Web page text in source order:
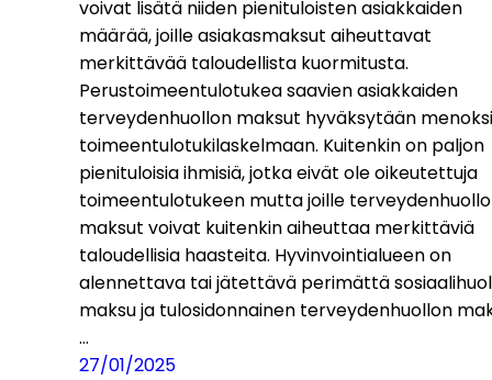
voivat lisätä niiden pienituloisten asiakkaiden
määrää, joille asiakasmaksut aiheuttavat
merkittävää taloudellista kuormitusta.
Perustoimeentulotukea saavien asiakkaiden
terveydenhuollon maksut hyväksytään menoksi
toimeentulotukilaskelmaan. Kuitenkin on paljon
pienituloisia ihmisiä, jotka eivät ole oikeutettuja
toimeentulotukeen mutta joille
maksut voivat kuitenkin aiheuttaa merkittäviä
taloudellisia haasteita. Hyvinvointialueen on
alennettava tai jätettävä perimättä
maksu ja tulosidonnainen terveydenhuollon
…
27/01/2025